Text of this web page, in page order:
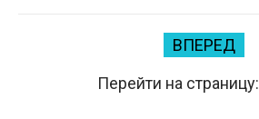
ВПЕРЕД
Перейти на страницу: